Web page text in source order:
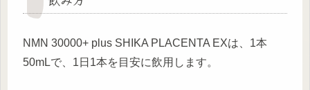
NMN 30000+ plus SHIKA PLACENTA EXは、1本
50mLで、1日1本を目安に飲用します。